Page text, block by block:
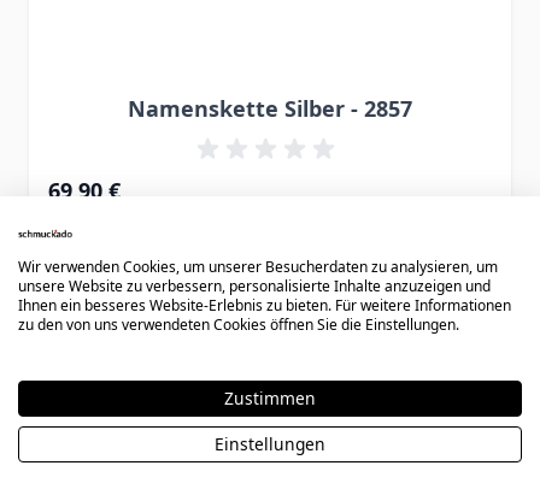
Namenskette Silber - 2857
69,90 €
Könnte dir auch gefallen
Wir verwenden Cookies, um unserer Besucherdaten zu analysieren, um
unsere Website zu verbessern, personalisierte Inhalte anzuzeigen und
Ihnen ein besseres Website-Erlebnis zu bieten. Für weitere Informationen
zu den von uns verwendeten Cookies öffnen Sie die Einstellungen.
Zustimmen
Einstellungen